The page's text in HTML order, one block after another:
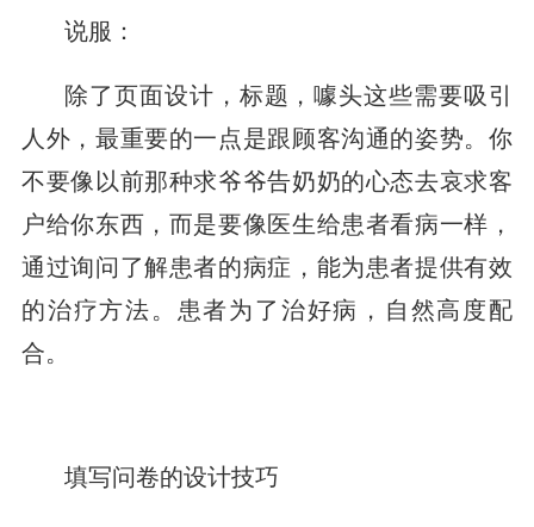
说服：
除了页面设计，标题，噱头这些需要吸引
人外，最重要的一点是跟顾客沟通的姿势。你
不要像以前那种求爷爷告奶奶的心态去哀求客
户给你东西，而是要像医生给患者看病一样，
通过询问了解患者的病症，能为患者提供有效
的治疗方法。患者为了治好病，自然高度配
合。
填写问卷的设计技巧